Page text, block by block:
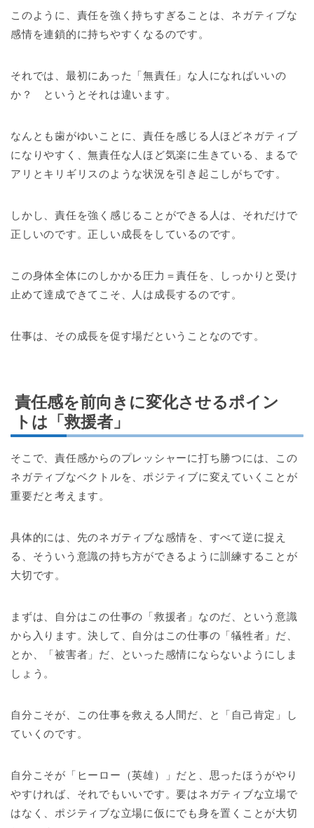
このように、責任を強く持ちすぎることは、ネガティブな
感情を連鎖的に持ちやすくなるのです。
それでは、最初にあった「無責任」な人になればいいの
か？ というとそれは違います。
なんとも歯がゆいことに、責任を感じる人ほどネガティブ
になりやすく、無責任な人ほど気楽に生きている、まるで
アリとキリギリスのような状況を引き起こしがちです。
しかし、責任を強く感じることができる人は、それだけで
正しいのです。正しい成長をしているのです。
この身体全体にのしかかる圧力＝責任を、しっかりと受け
止めて達成できてこそ、人は成長するのです。
仕事は、その成長を促す場だということなのです。
責任感を前向きに変化させるポイン
トは「救援者」
そこで、責任感からのプレッシャーに打ち勝つには、この
ネガティブなベクトルを、ポジティブに変えていくことが
重要だと考えます。
具体的には、先のネガティブな感情を、すべて逆に捉え
る、そういう意識の持ち方ができるように訓練することが
大切です。
まずは、自分はこの仕事の「救援者」なのだ、という意識
から入ります。決して、自分はこの仕事の「犠牲者」だ、
とか、「被害者」だ、といった感情にならないようにしま
しょう。
自分こそが、この仕事を救える人間だ、と「自己肯定」し
ていくのです。
自分こそが「ヒーロー（英雄）」だと、思ったほうがやり
やすければ、それでもいいです。要はネガティブな立場で
はなく、ポジティブな立場に仮にでも身を置くことが大切